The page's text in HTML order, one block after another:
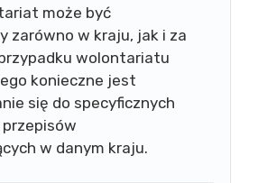
może być
zarówno w kraju, jak i za
wolontariatu
konieczne jest
się do specyficznych
w danym kraju.